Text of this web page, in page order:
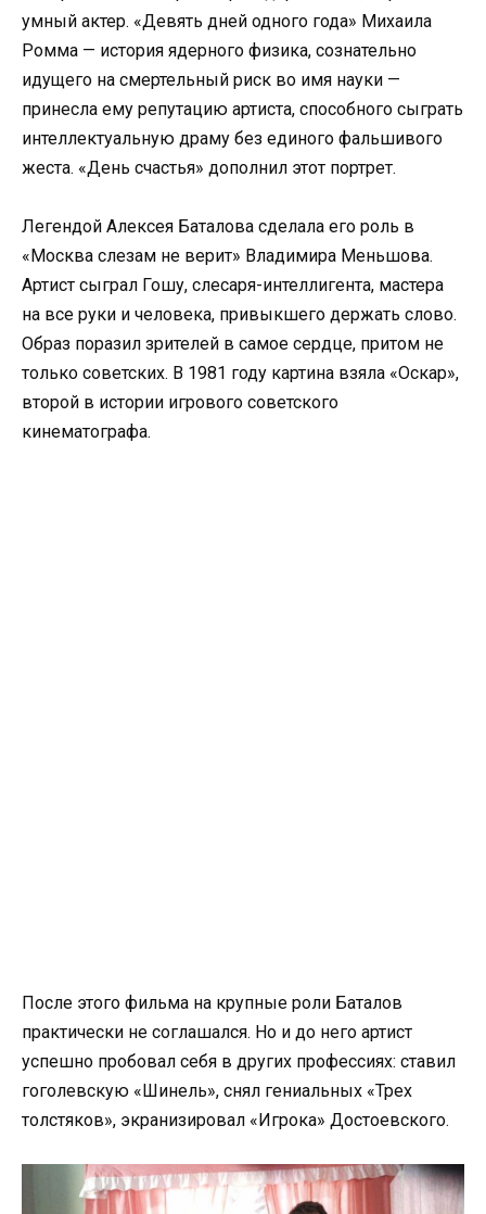
умный актер. «Девять дней одного года» Михаила
Ромма — история ядерного физика, сознательно
идущего на смертельный риск во имя науки —
принесла ему репутацию артиста, способного сыграть
интеллектуальную драму без единого фальшивого
жеста. «День счастья» дополнил этот портрет.
Легендой Алексея Баталова сделала его роль в
«Москва слезам не верит» Владимира Меньшова.
Артист сыграл Гошу, слесаря-интеллигента, мастера
на все руки и человека, привыкшего держать слово.
Образ поразил зрителей в самое сердце, притом не
только советских. В 1981 году картина взяла «Оскар»,
второй в истории игрового советского
кинематографа.
После этого фильма на крупные роли Баталов
практически не соглашался. Но и до него артист
успешно пробовал себя в других профессиях: ставил
гоголевскую «Шинель», снял гениальных «Трех
толстяков», экранизировал «Игрока» Достоевского.